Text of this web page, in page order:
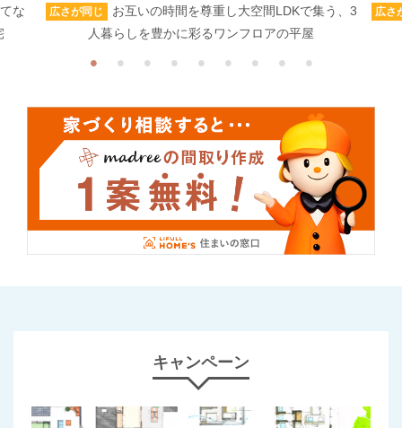
な
広さが同じ
お互いの時間を尊重し大空間LDKで集う、3
人暮らしを豊かに彩るワンフロアの平屋
広さ
キャンペーン